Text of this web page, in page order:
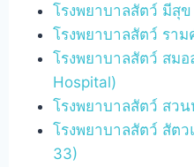
โรงพยาบาลสัตว์ มีสุ
โรงพยาบาลสัตว์ รา
โรงพยาบาลสัตว์ สม
Hospital)
โรงพยาบาลสัตว์ สว
โรงพยาบาลสัตว์ สัต
33)